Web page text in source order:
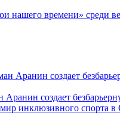
нашего времени» среди
создает